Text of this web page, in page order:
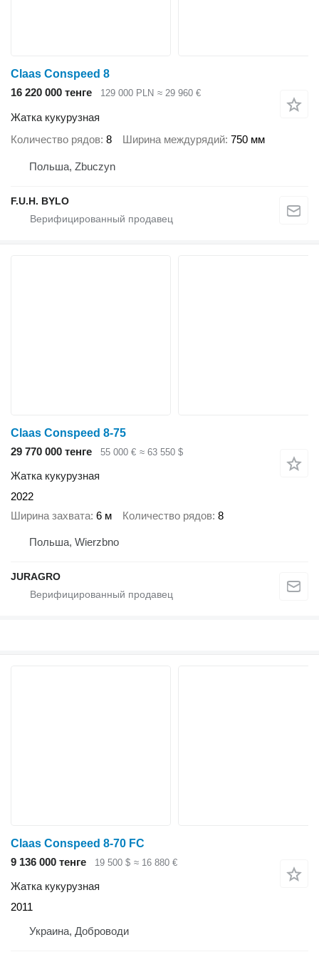
Claas Conspeed 8
16 220 000 тенге
129 000 PLN ≈ 29 960 €
Жатка кукурузная
Количество рядов 8 Ширина междурядий 750 мм
Польша, Zbuczyn
F.U.H. BYLO
Claas Conspeed 8-75
29 770 000 тенге
55 000 € ≈ 63 550 $
Жатка кукурузная
2022
Ширина захвата 6 м Количество рядов 8
Польша, Wierzbno
JURAGRO
Claas Conspeed 8-70 FC
9 136 000 тенге
19 500 $ ≈ 16 880 €
Жатка кукурузная
2011
Украина, Доброводи